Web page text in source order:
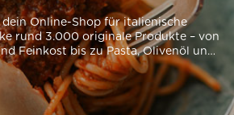
Online-Shop für italienische
rund 3.000 originale Produkte – von
Feinkost bis zu Pasta, Olivenöl und
online bestellt und geliefert.